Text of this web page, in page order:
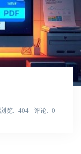
浏览 404 评论 0